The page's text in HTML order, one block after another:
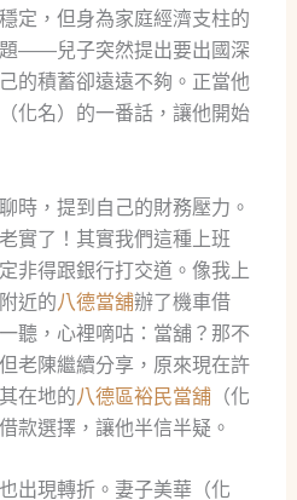
定，但身為家庭經濟支柱的
——兒子突然提出要出國深
的積蓄卻遠遠不夠。正當他
化名）的一番話，讓他開始
時，提到自己的財務壓力。
實了！其實我們這種上班
非得跟銀行打交道。像我上
近的八德當舖辦了機車借
聽，心裡嘀咕：當舖？那不
老陳繼續分享，原來現在許
在地的八德區裕民當舖（化
款選擇，讓他半信半疑。
出現轉折。妻子美華（化